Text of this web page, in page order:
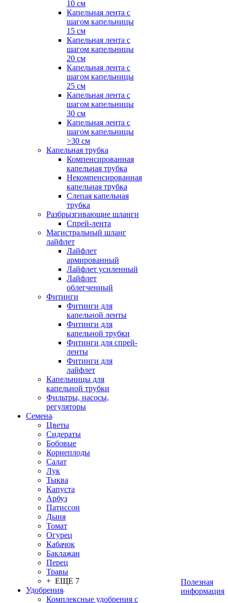
10 см
Капельная лента с
шагом капельницы
15 см
Капельная лента с
шагом капельницы
20 см
Капельная лента с
шагом капельницы
25 см
Капельная лента с
шагом капельницы
30 см
Капельная лента с
шагом капельницы
>30 см
Капельная трубка
Компенсированная
капельная трубка
Некомпенсированная
капельная трубка
Слепая капельная
трубка
Разбрызгивающие шланги
Спрей-лента
Магистральный шланг
лайфлет
Лайфлет
армированный
Лайфлет усиленный
Лайфлет
облегченный
Фитинги
Фитинги для
капельной ленты
Фитинги для
капельной трубки
Фитинги для спрей-
ленты
Фитинги для
лайфлет
Капельницы для
капельной трубки
Фильтры, насосы,
регуляторы
Семена
Цветы
Сидераты
Бобовые
Корнеплоды
Салат
Лук
Тыква
Капуста
Арбуз
Патиссон
Дыня
Томат
Огурец
Кабачок
Баклажан
Перец
Травы
+ ЕЩЕ 7
Удобрения
Комплексные удобрения с
Полезная
информация